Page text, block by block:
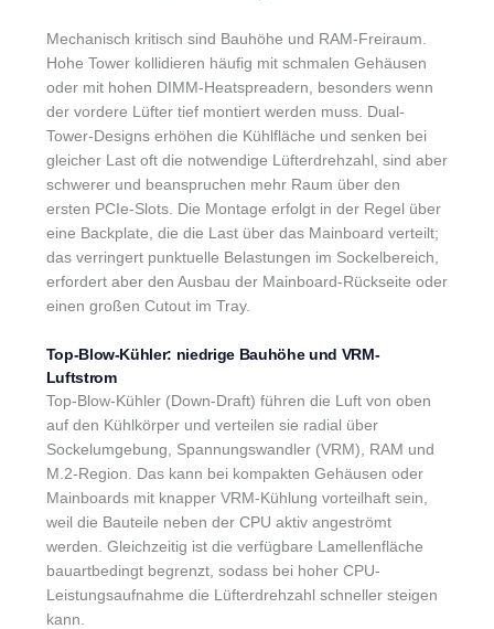
Mechanisch kritisch sind Bauhöhe und RAM-Freiraum.
Hohe Tower kollidieren häufig mit schmalen Gehäusen
oder mit hohen DIMM-Heatspreadern, besonders wenn
der vordere Lüfter tief montiert werden muss. Dual-
Tower-Designs erhöhen die Kühlfläche und senken bei
gleicher Last oft die notwendige Lüfterdrehzahl, sind aber
schwerer und beanspruchen mehr Raum über den
ersten PCIe-Slots. Die Montage erfolgt in der Regel über
eine Backplate, die die Last über das Mainboard verteilt;
das verringert punktuelle Belastungen im Sockelbereich,
erfordert aber den Ausbau der Mainboard-Rückseite oder
einen großen Cutout im Tray.
Top-Blow-Kühler: niedrige Bauhöhe und VRM-
Luftstrom
Top-Blow-Kühler (Down-Draft) führen die Luft von oben
auf den Kühlkörper und verteilen sie radial über
Sockelumgebung, Spannungswandler (VRM), RAM und
M.2-Region. Das kann bei kompakten Gehäusen oder
Mainboards mit knapper VRM-Kühlung vorteilhaft sein,
weil die Bauteile neben der CPU aktiv angeströmt
werden. Gleichzeitig ist die verfügbare Lamellenfläche
bauartbedingt begrenzt, sodass bei hoher CPU-
Leistungsaufnahme die Lüfterdrehzahl schneller steigen
kann.